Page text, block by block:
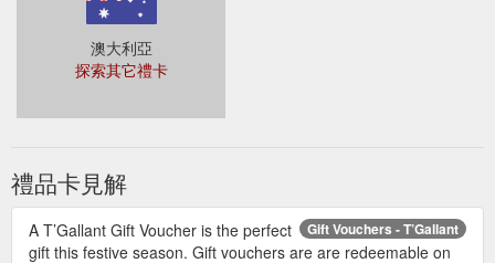
澳大利亞
探索其它禮卡
禮品卡見解
Gift Vouchers - T’Gallant
A T’Gallant Gift Voucher is the perfect
gift this festive season. Gift vouchers are are redeemable on